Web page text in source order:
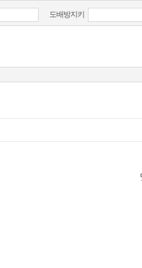
도배방지키